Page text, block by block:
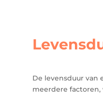
De levensduur
meerdere